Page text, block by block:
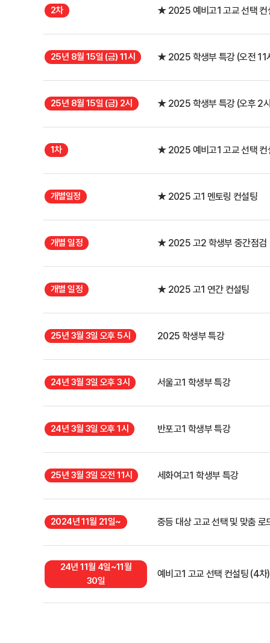
2차 ★ 2025 예비고1 고교 선택 컨
25년 8월 15일 (금) 11시 ★ 2025 학생부 특강 (오전 11
25년 8월 15일 (금) 2시 ★ 2025 학생부 특강 (오후 2
1차 ★ 2025 예비고1 고교 선택 컨
개별일정 ★ 2025 고1 멘토링 컨설팅
개별 일정 ★ 2025 고2 학생부 중간점검
개별 일정 ★ 2025 고1 연간 컨설팅
25년 3월 3일 오후 5시 2025 학생부 특강
24년 3월 3일 오후 3시 서울고1 학생부 특강
24년 3월 3일 오후 1시 반포고1 학생부 특강
25년 3월 3일 오전 11시 세화여고1 학생부 특강
2024년 11월 21일~ 중등 대상 고교 선택 및 맞춤 로
24년 11월 4일~11월
30일
예비고1 고교 선택 컨설팅 (4차)